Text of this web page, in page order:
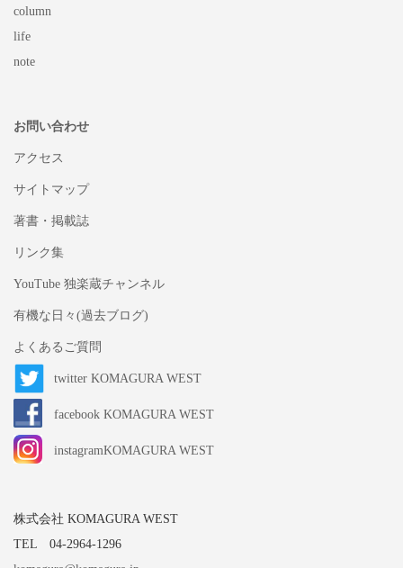
column
life
note
お問い合わせ
アクセス
サイトマップ
著書・掲載誌
リンク集
YouTube 独楽蔵チャンネル
有機な日々(過去ブログ)
よくあるご質問
twitter KOMAGURA WEST
facebook KOMAGURA WEST
instagramKOMAGURA WEST
株式会社 KOMAGURA WEST
TEL 04-2964-1296